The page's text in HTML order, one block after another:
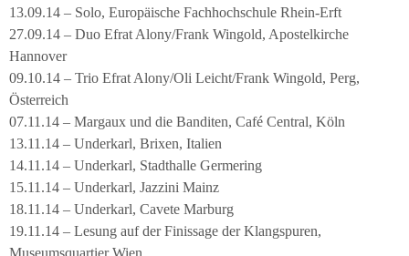
13.09.14 – Solo, Europäische Fachhochschule Rhein-Erft
27.09.14 – Duo Efrat Alony/Frank Wingold, Apostelkirche
Hannover
09.10.14 – Trio Efrat Alony/Oli Leicht/Frank Wingold, Perg,
Österreich
07.11.14 – Margaux und die Banditen, Café Central, Köln
13.11.14 – Underkarl, Brixen, Italien
14.11.14 – Underkarl, Stadthalle Germering
15.11.14 – Underkarl, Jazzini Mainz
18.11.14 – Underkarl, Cavete Marburg
19.11.14 – Lesung auf der Finissage der Klangspuren,